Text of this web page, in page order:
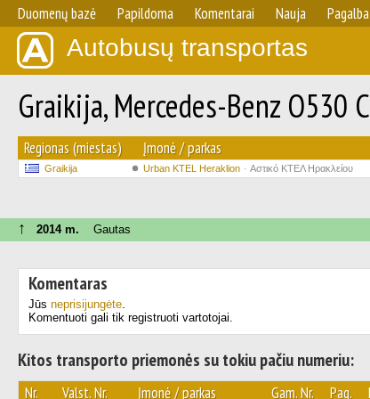
Duomenų bazė Papildoma Komentarai Nauja Pagalba
Autobusų transportas
Graikija, Mercedes-Benz O530
Regionas (miestas) Įmonė / parkas
Graikija Urban KTEL Heraklion Αστικό ΚΤΕΛ Ηρακλείου
↑ 2014 m. Gautas
Komentaras
Jūs neprisijungėte.
Komentuoti gali tik registruoti vartotojai.
Kitos transporto priemonės su tokiu pačiu numeriu:
Nr. Valst. Nr. Įmonė / parkas Gam. Nr. Pag.